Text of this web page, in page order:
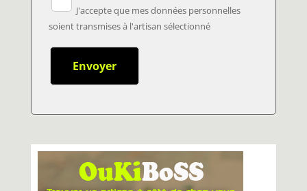
J'accepte que mes données personnelles
soient transmises à l'artisan sélectionné